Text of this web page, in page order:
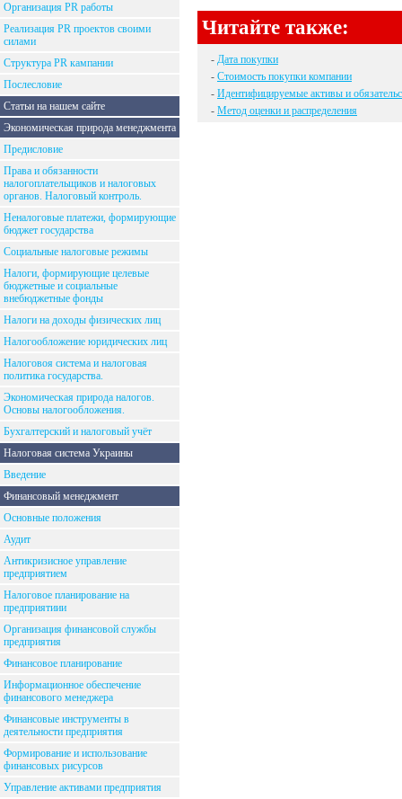
Организация PR работы
Реализация PR проектов своими
силами
Структура PR кампании
Послесловие
Статьи на нашем сайте
Экономическая природа менеджмента
Предисловие
Права и обязанности
налогоплательщиков и налоговых
органов. Налоговый контроль.
Неналоговые платежи, формирующие
бюджет государства
Социальные налоговые режимы
Налоги, формирующие целевые
бюджетные и социальные
внебюджетные фонды
Налоги на доходы физических лиц
Налогообложение юридических лиц
Налоговоя система и налоговая
политика государства.
Экономическая природа налогов.
Основы налогообложения.
Бухгалтерский и налоговый учёт
Налоговая система Украины
Введение
Финансовый менеджмент
Основные положения
Аудит
Антикризисное управление
предприятием
Налоговое планирование на
предприятиии
Организация финансовой службы
предприятия
Финансовое планирование
Информационное обеспечение
финансового менеджера
Финансовые инструменты в
деятельности предприятия
Формирование и использование
финансовых рисурсов
Управление активами предприятия
Читайте также:
- Дата покупки
- Стоимость покупки компании
- Идентифицируемые активы и
- Метод оценки и распределения